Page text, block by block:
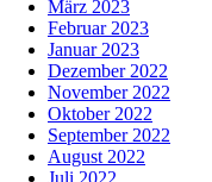
März 2023
Februar 2023
Januar 2023
Dezember 2022
November 2022
Oktober 2022
September 2022
August 2022